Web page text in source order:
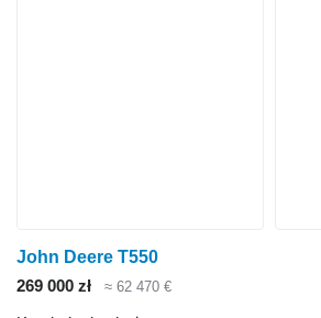
John Deere T550
269 000 zł
≈ 62 470 €